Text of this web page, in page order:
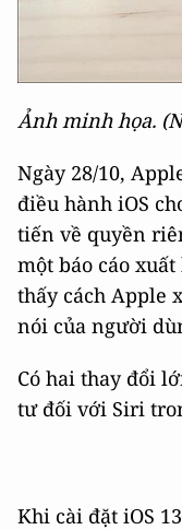
Ảnh minh họa.
Ngày 28/10,
điều hành iOS
tiến về quyền
một báo cáo
thấy cách Apple
nói của người
Có hai thay đổi
tư đối với Siri
Khi cài đặt iOS